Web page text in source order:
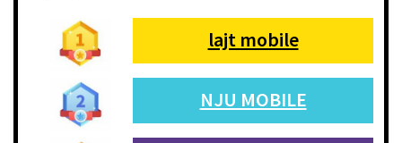
lajt mobile
NJU MOBILE